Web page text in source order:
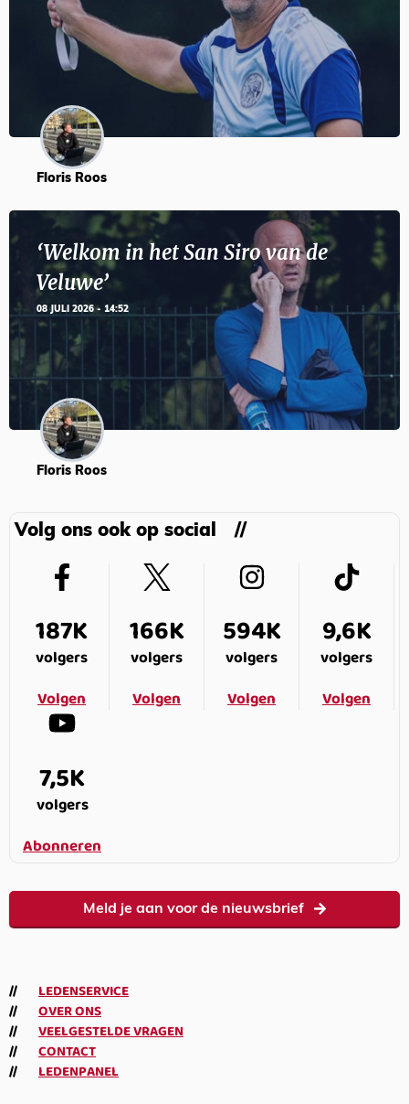
Floris Roos
‘Welkom in het San Siro van de
Veluwe’
08 JULI 2026 - 14:52
Floris Roos
Volg ons ook op social
187K
volgers
Volgen
166K
volgers
Volgen
594K
volgers
Volgen
9,6K
volgers
Volgen
7,5K
volgers
Abonneren
Meld je aan voor de nieuwsbrief
LEDENSERVICE
OVER ONS
VEELGESTELDE VRAGEN
CONTACT
LEDENPANEL